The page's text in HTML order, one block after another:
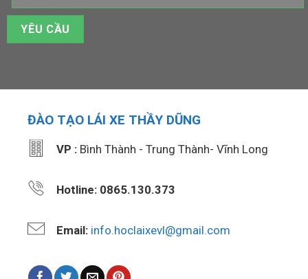
ĐÀO TẠO LÁI XE THẦY DŨNG
VP :Bình Thành - Trung Thành- Vĩnh Long
Hotline: 0865.130.373
Email: info.hoclaixevl@gmail.com